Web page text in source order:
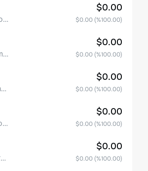
Microsoft Corp
$0.00
$0.00(%100.00)
Amazon.Com Inc
$0.00
$0.00(%100.00)
Broadcom Inc. Common Stock
$0.00
$0.00(%100.00)
Tesla, Inc. Common Stock
$0.00
$0.00(%100.00)
Meta Platforms, Inc. Class A Common Stock
$0.00
$0.00(%100.00)